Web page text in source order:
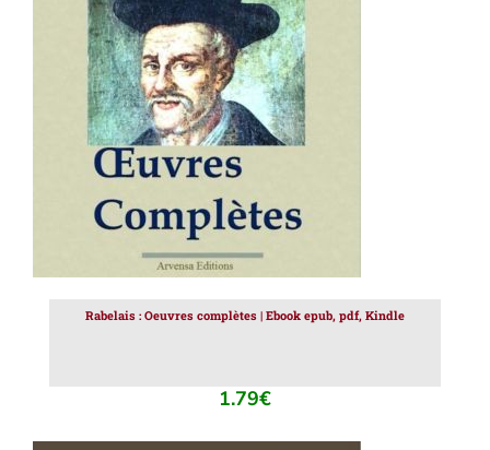
AJOUTER AU PANIER / DÉTAILS
Rabelais : Oeuvres complètes | Ebook epub, pdf, Kindle
1.79€